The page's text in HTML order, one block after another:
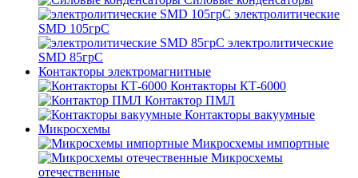
электролитические
SMD 105грС
электролитические
SMD 85грС
Контакторы электромагнитные
Контакторы КТ-6000
Контактор ПМЛ
Контакторы вакуумные
Микросхемы
Микросхемы импортные
Микросхемы
отечественные